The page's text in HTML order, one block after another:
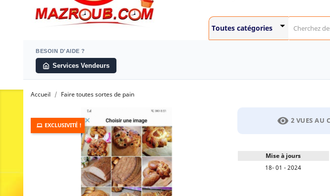
BESOIN D'AIDE ?
Services Vendeurs
Accueil Faire toutes sortes de pain
EXCLUSIVITÉ ! visibility 2 VUES AU
Mise à jours
18- 01 - 2024